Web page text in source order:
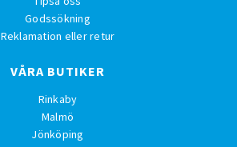
Godssökning
Reklamation eller retur
VÅRA BUTIKER
Rinkaby
Malmö
Jönköping